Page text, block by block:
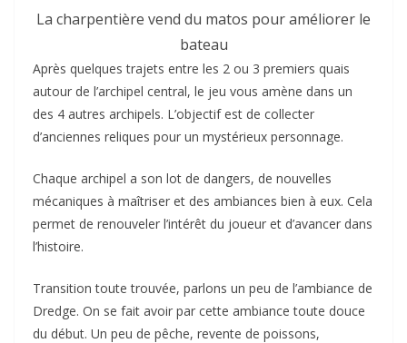
La charpentière vend du matos pour améliorer le
bateau
Après quelques trajets entre les 2 ou 3 premiers quais
autour de l’archipel central, le jeu vous amène dans un
des 4 autres archipels. L’objectif est de collecter
d’anciennes reliques pour un mystérieux personnage.
Chaque archipel a son lot de dangers, de nouvelles
mécaniques à maîtriser et des ambiances bien à eux. Cela
permet de renouveler l’intérêt du joueur et d’avancer dans
l’histoire.
Transition toute trouvée, parlons un peu de l’ambiance de
Dredge. On se fait avoir par cette ambiance toute douce
du début. Un peu de pêche, revente de poissons,